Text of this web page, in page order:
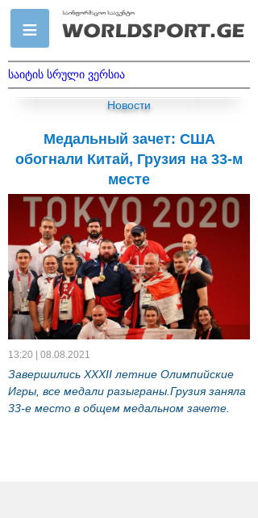
საიტის სრული ვერსია
Новости
Медальный зачет: США
обогнали Китай, Грузия на 33-м
месте
13:20 | 08.08.2021
Завершились XXXII летние Олимпийские
Игры, все медали разыграны.Грузия заняла
33-е место в общем медальном зачете.